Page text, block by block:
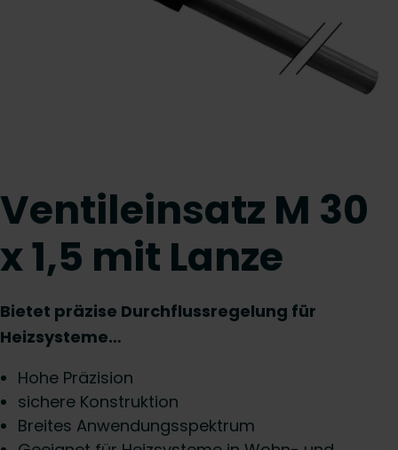
Ventileinsatz M 30
x 1,5 mit Lanze
Bietet präzise Durchflussregelung für
Heizsysteme…
Hohe Präzision
sichere Konstruktion
Breites Anwendungsspektrum